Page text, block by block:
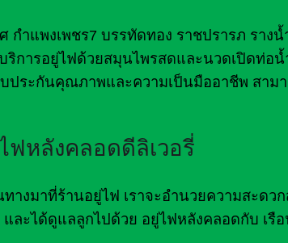
ำแพงเพชร7 บรรทัดทอง ราชปรารภ ราง
ริการอยู่ไฟด้วยสมุนไพรสดและนวดเปิดท่
ประกันคุณภาพและความเป็นมืออาชีพ สาม
ฟหลังคลอดดีลิเวอรี่
างมาที่ร้านอยู่ไฟ เราจะอำนวยความสะ
ละได้ดูแลลูกไปด้วย อยู่ไฟหลังคลอดกับ เรื